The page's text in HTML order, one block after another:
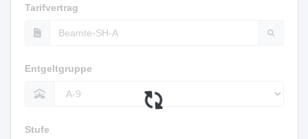
Tarifvertrag
Entgeltgruppe
Stufe